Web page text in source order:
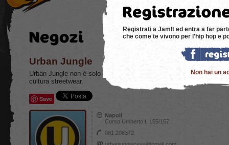
Urban Jungle
Urban Jungle non è solo uno sneaker store, ma un punto di
cultura streetwear.
Save
Napoli
Corso Umberto I, 155/157
081 206372
Registrati a JamIt ed entra a far
che come te vivono per l'hip hop e
Non hai un